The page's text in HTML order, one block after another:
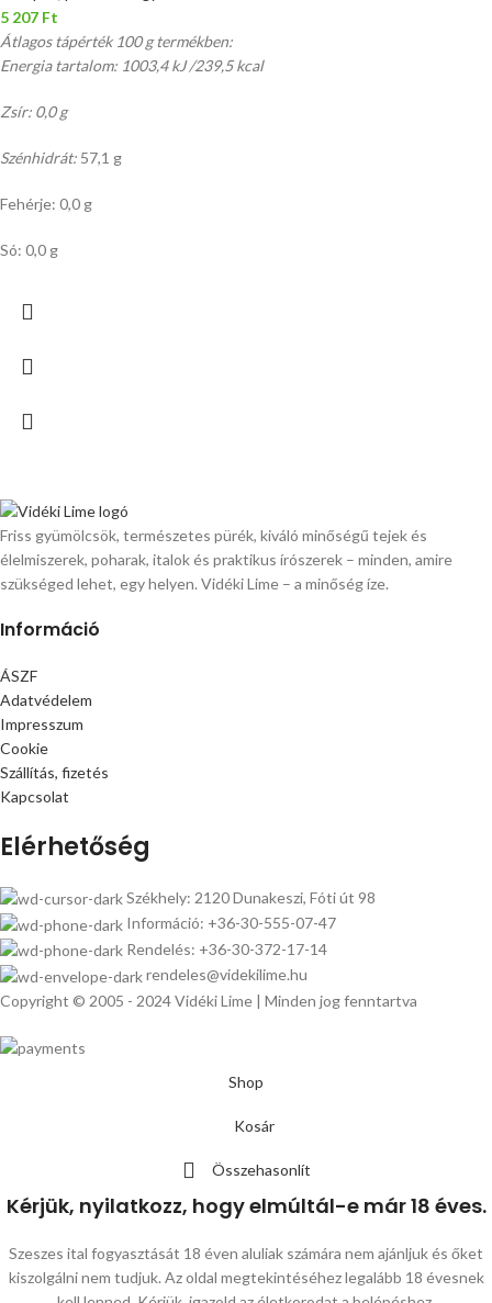
5 207 Ft
Átlagos tápérték 100 g termékben:
Energia tartalom: 1003,4 kJ /239,5 kcal
Zsír: 0,0 g
Szénhidrát: 57,1 g
Fehérje: 0,0 g
Só: 0,0 g
Friss gyümölcsök, természetes pürék, kiváló minőségű tejek és
élelmiszerek, poharak, italok és praktikus írószerek – minden, amire
szükséged lehet, egy helyen. Vidéki Lime – a minőség íze.
Információ
ÁSZF
Adatvédelem
Impresszum
Cookie
Szállítás, fizetés
Kapcsolat
Elérhetőség
Székhely: 2120 Dunakeszi, Fóti út 98
Információ: +36-30-555-07-47
Rendelés: +36-30-372-17-14
rendeles@videkilime.hu
Copyright © 2005 - 2024 Vidéki Lime | Minden jog fenntartva
Shop
Kosár
Összehasonlít
Kérjük, nyilatkozz, hogy elmúltál-e már 18 éves.
Szeszes ital fogyasztását 18 éven aluliak számára nem ajánljuk és őket
kiszolgálni nem tudjuk. Az oldal megtekintéséhez legalább 18 évesnek